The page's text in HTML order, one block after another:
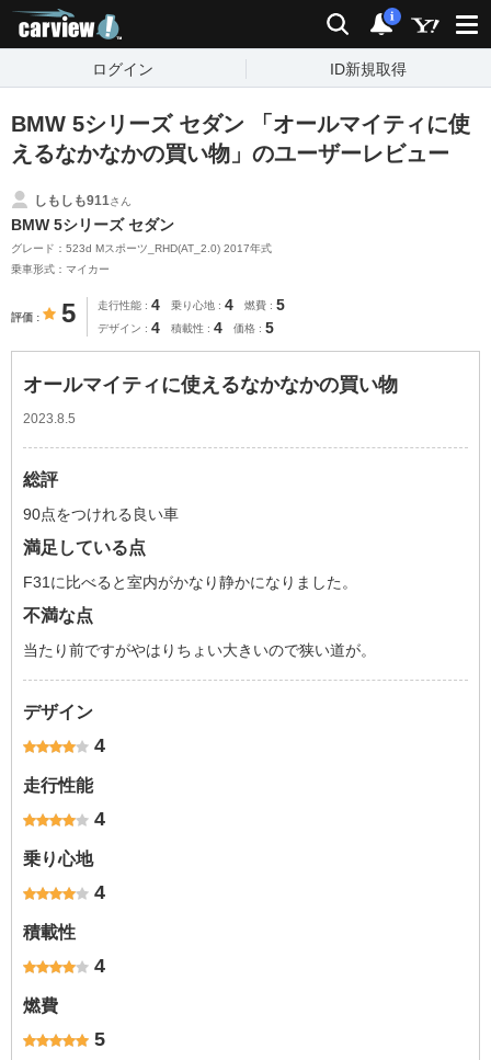
検索 通知
i
ログイン ID新規取得
BMW 5シリーズ セダン 「オールマイティに使
えるなかなかの買い物」のユーザーレビュー
しもしも911さん
BMW 5シリーズ セダン
グレード：523d Mスポーツ_RHD(AT_2.0) 2017年式
乗車形式：マイカー
評価 5 走行性能 4 乗り心地 4 燃費 5
デザイン 4 積載性 4 価格 5
オールマイティに使えるなかなかの買い物
2023.8.5
総評
90点をつけれる良い車
満足している点
F31に比べると室内がかなり静かになりました。
不満な点
当たり前ですがやはりちょい大きいので狭い道が。
デザイン
4
走行性能
4
乗り心地
4
積載性
4
燃費
5